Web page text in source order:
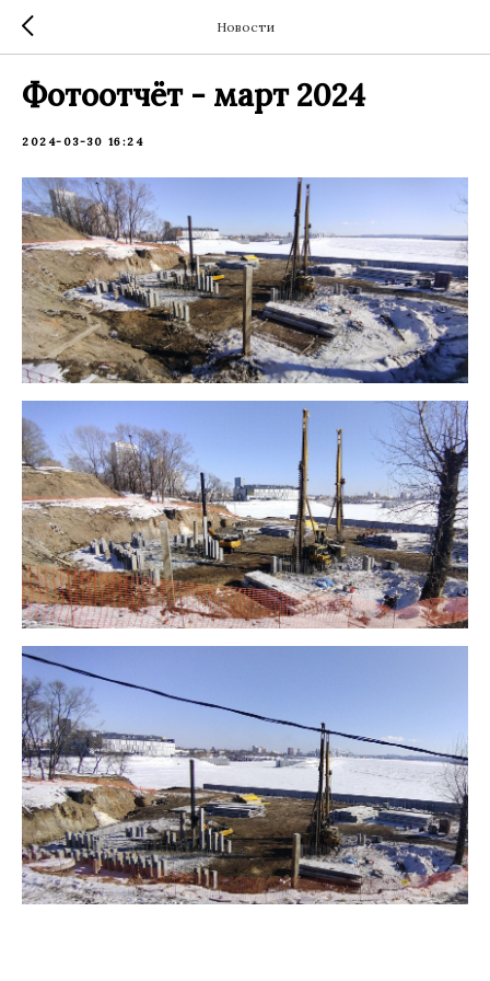
Новости
Фотоотчёт - март 2024
2024-03-30 16:24